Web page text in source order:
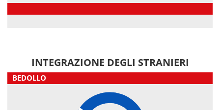
INTEGRAZIONE DEGLI STRANIERI
BEDOLLO